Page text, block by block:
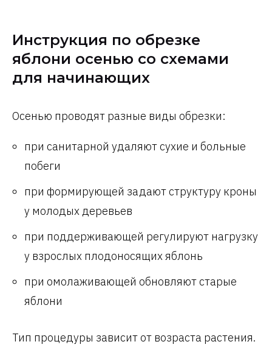
Инструкция по обрезке
яблони осенью со схемами
для начинающих
Осенью проводят разные виды обрезки:
при санитарной удаляют сухие и больные
побеги
при формирующей задают структуру кроны
у молодых деревьев
при поддерживающей регулируют нагрузку
у взрослых плодоносящих яблонь
при омолаживающей обновляют старые
яблони
Тип процедуры зависит от возраста растения.